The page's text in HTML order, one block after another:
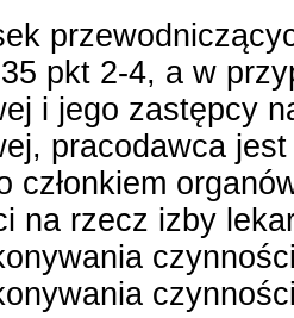
pkt 2-4, a w
i jego zastępcy
pracodawca
członkiem
na rzecz izby